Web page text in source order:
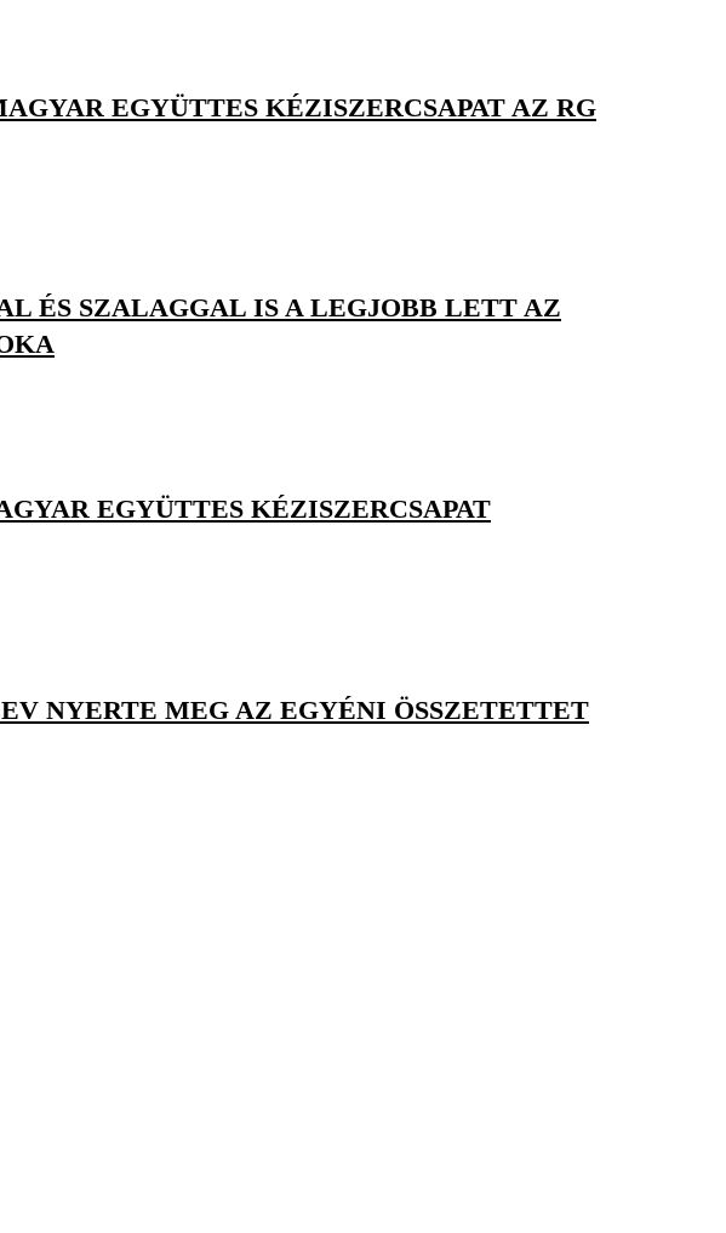
EGYÜTTES KÉZISZERCSAPAT AZ RG
ÉS SZALAGGAL IS A LEGJOBB LETT AZ
EGYÜTTES KÉZISZERCSAPAT
NYERTE MEG AZ EGYÉNI ÖSSZETETTET